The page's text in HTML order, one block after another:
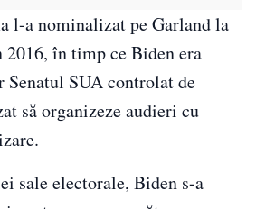
l-a nominalizat pe Garland la
2016, în timp ce Biden era
Senatul SUA controlat de
să organizeze audieri cu
sale electorale, Biden s-a